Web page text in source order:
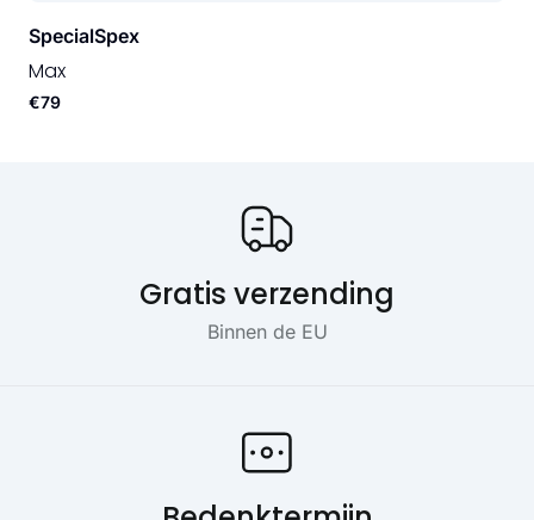
SpecialSpex
Max
€79
Gratis verzending
Binnen de EU